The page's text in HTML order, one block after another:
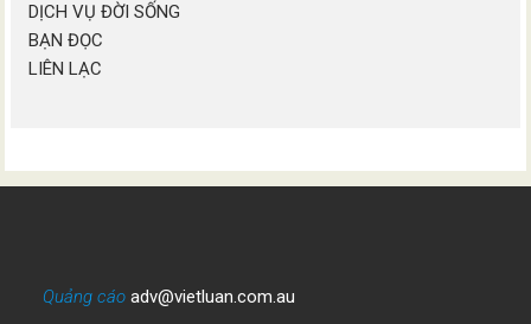
DỊCH VỤ ĐỜI SỐNG
BẠN ĐỌC
LIÊN LẠC
Quảng cáo adv@vietluan.com.au